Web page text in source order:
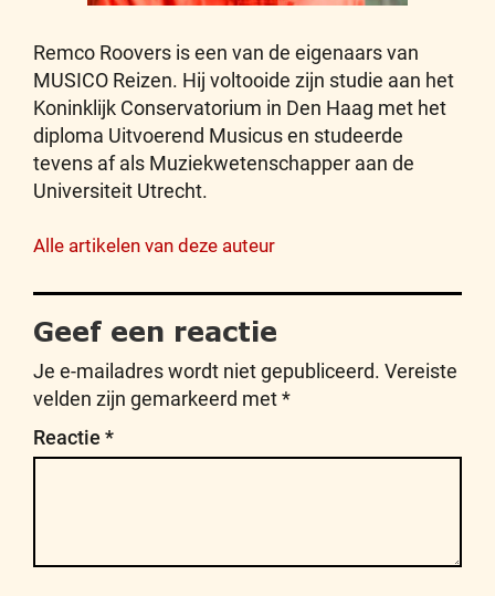
Remco Roovers is een van de eigenaars van
MUSICO Reizen. Hij voltooide zijn studie aan het
Koninklijk Conservatorium in Den Haag met het
diploma Uitvoerend Musicus en studeerde
tevens af als Muziekwetenschapper aan de
Universiteit Utrecht.
Alle artikelen van deze auteur
Geef een reactie
Je e-mailadres wordt niet gepubliceerd. Vereiste
velden zijn gemarkeerd met*
Reactie *